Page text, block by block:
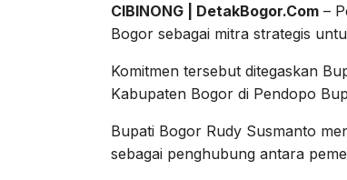
CIBINONG | DetakBogor.Com –
Bogor sebagai mitra strategis
Komitmen tersebut ditegaskan
Kabupaten Bogor di Pendopo
Bupati Bogor Rudy Susmanto
sebagai penghubung antara